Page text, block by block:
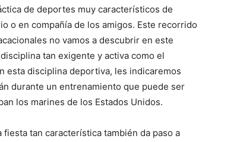
de deportes muy característicos de
o en compañía de los amigos. Este recorrido
no vamos a descubrir en este
tan exigente y activa como el
esta disciplina deportiva, les indicaremos
durante un entrenamiento que puede ser
los marines de los Estados Unidos.
tan característica también da paso a